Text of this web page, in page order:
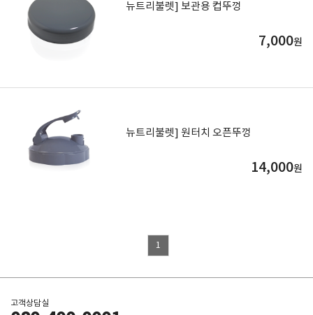
뉴트리불렛] 보관용 컵뚜껑
7,000원
뉴트리불렛] 원터치 오픈뚜껑
14,000원
1
고객상담실